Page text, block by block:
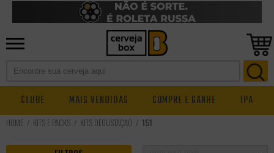
CLUBE MAIS VENDIDAS COMPRE E GANHE IPA
KITS E PACKS KITS DEGUSTAÇÃO 151